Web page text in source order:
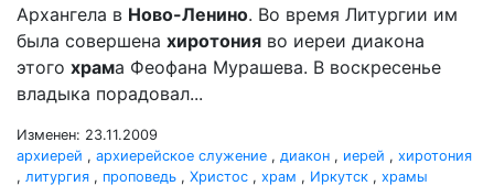
Архангела в Ново-Ленино. Во время Литургии им
была совершена хиротония во иереи диакона
этого храма Феофана Мурашева. В воскресенье
владыка порадовал...
Изменен: 23.11.2009
архиерей , архиерейское служение , диакон , иерей , хиротония
, литургия , проповедь , Христос , храм , Иркутск , храмы